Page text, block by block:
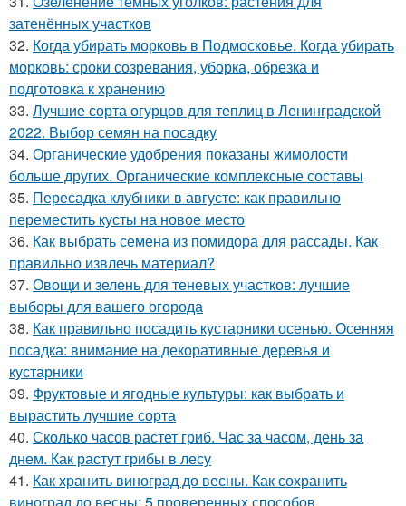
затенённых участков
32. Когда убирать морковь в Подмосковье. Когда убирать
морковь: сроки созревания, уборка, обрезка и
подготовка к хранению
33. Лучшие сорта огурцов для теплиц в Ленинградской
2022. Выбор семян на посадку
34. Органические удобрения показаны жимолости
больше других. Органические комплексные составы
35. Пересадка клубники в августе: как правильно
переместить кусты на новое место
36. Как выбрать семена из помидора для рассады. Как
правильно извлечь материал?
37. Овощи и зелень для теневых участков: лучшие
выборы для вашего огорода
38. Как правильно посадить кустарники осенью. Осенняя
посадка: внимание на декоративные деревья и
кустарники
39. Фруктовые и ягодные культуры: как выбрать и
вырастить лучшие сорта
40. Сколько часов растет гриб. Час за часом, день за
днем. Как растут грибы в лесу
41. Как хранить виноград до весны. Как сохранить